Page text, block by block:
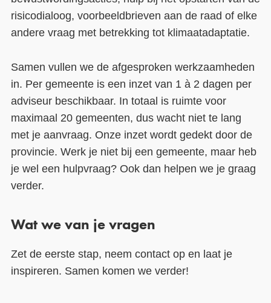
risicodialoog, voorbeeldbrieven aan de raad of elke
andere vraag met betrekking tot klimaatadaptatie.
Samen vullen we de afgesproken werkzaamheden
in. Per gemeente is een inzet van 1 à 2 dagen per
adviseur beschikbaar. In totaal is ruimte voor
maximaal 20 gemeenten, dus wacht niet te lang
met je aanvraag. Onze inzet wordt gedekt door de
provincie. Werk je niet bij een gemeente, maar heb
je wel een hulpvraag? Ook dan helpen we je graag
verder.
Wat we van je vragen
Zet de eerste stap, neem contact op en laat je
inspireren. Samen komen we verder!